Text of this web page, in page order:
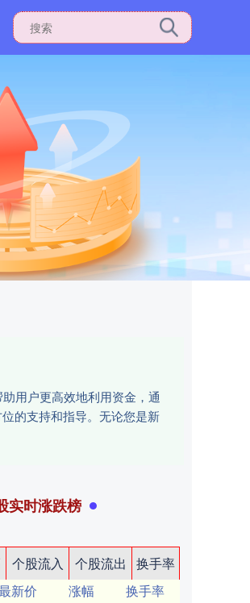
用户更高效地利用资金，通
的支持和指导。无论您是新
实时涨跌榜
个股流入 个股流出
换手率
新价 涨幅
换手率